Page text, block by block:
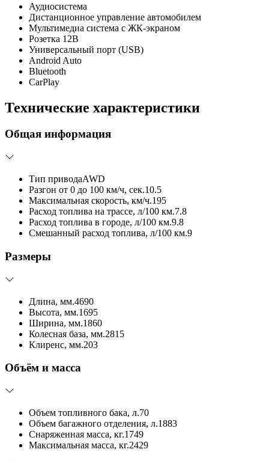
Аудиосистема
Дистанционное управление автомобилем
Мультимедиа система с ЖК-экраном
Розетка 12В
Универсальный порт (USB)
Android Auto
Bluetooth
CarPlay
Технические характеристики
Общая информация
Тип приводаAWD
Разгон от 0 до 100 км/ч, сек.10.5
Максимальная скорость, км/ч.195
Расход топлива на трассе, л/100 км.7.8
Расход топлива в городе, л/100 км.9.8
Смешанный расход топлива, л/100 км.9
Размеры
Длина, мм.4690
Высота, мм.1695
Ширина, мм.1860
Колесная база, мм.2815
Клиренс, мм.203
Объём и масса
Объем топливного бака, л.70
Объем багажного отделения, л.1883
Снаряженная масса, кг.1749
Максимальная масса, кг.2429